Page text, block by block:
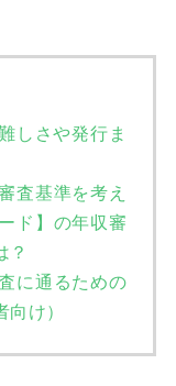
しさや発行ま
査基準を考え
ド】の年収審
？
に通るための
け）